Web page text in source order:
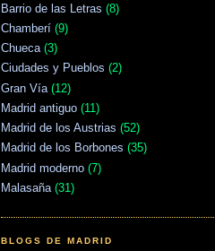
Barrio de las Letras (8)
Chamberí (9)
Chueca (3)
Ciudades y Pueblos (2)
Gran Vía (12)
Madrid antiguo (11)
Madrid de los Austrias (52)
Madrid de los Borbones (35)
Madrid moderno (7)
Malasaña (31)
BLOGS DE MADRID